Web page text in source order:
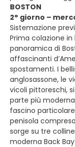
BOSTON
2° giorno –
Sistemazione
Prima colazione
panoramica di
affascinanti
spostamenti. I
anglosassone, le
vicoli pittoreschi,
parte più
fascino
penisola
sorge su tre
moderna Back